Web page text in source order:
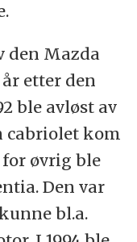
den Mazda
etter den
ble avløst av
cabriolet kom
øvrig ble
Den var
bl.a.